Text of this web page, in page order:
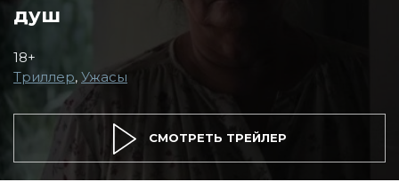
душ
18+
Триллер, Ужасы
СМОТРЕТЬ ТРЕЙЛЕР